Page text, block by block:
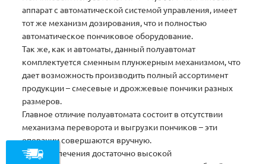
аппарат с автоматической системой управления, имеет
тот же механизм дозирования, что и полностью
автоматическое пончиковое оборудование.
Так же, как и автоматы, данный полуавтомат
комплектуется сменным плунжерным механизмом, что
дает возможность производить полный ассортимент
продукции – смесевые и дрожжевые пончики разных
размеров.
Главное отличие полуавтомата состоит в отсутствии
механизма переворота и выгрузки пончиков – эти
операции совершаются вручную.
Для обеспечения достаточно высокой